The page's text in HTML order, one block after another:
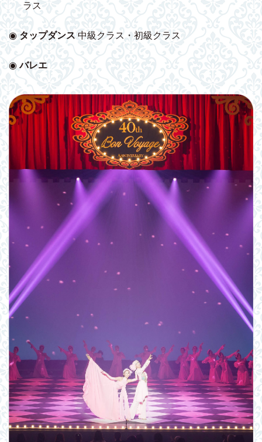
ラス
◉タップダンス 中級クラス・初級クラス
◉バレエ